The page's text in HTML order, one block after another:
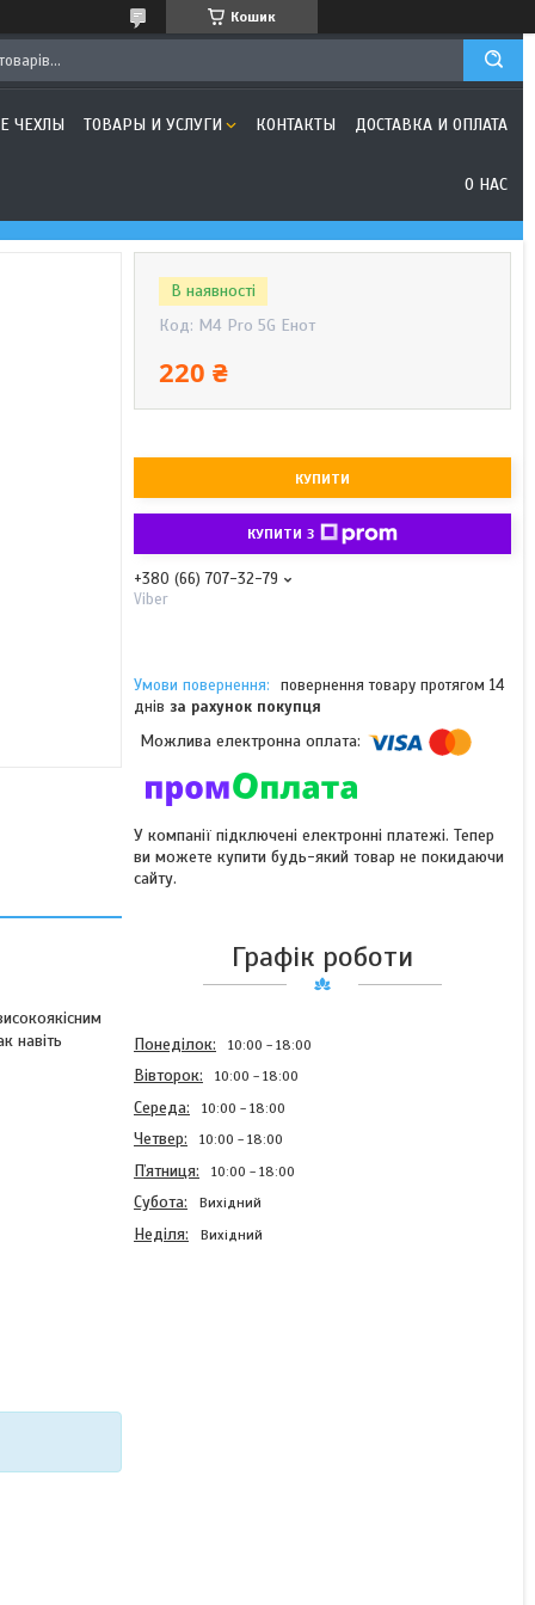
Кошик
ЧЕХЛЫ ТОВАРЫ И УСЛУГИ КОНТАКТЫ ДОСТАВКА И ОПЛАТА
О НАС
навіть
В наявності
Код: M4 Pro 5G Енот
220 ₴
КУПИТИ
КУПИТИ З
+380 (66) 707-32-79
Viber
повернення товару протягом 14
днів за рахунок покупця
У компанії підключені електронні платежі. Тепер
ви можете купити будь-який товар не покидаючи
сайту.
Графік роботи
Понеділок 10:00 18:00
Вівторок 10:00 18:00
Середа 10:00 18:00
Четвер 10:00 18:00
Пʼятниця 10:00 18:00
Субота Вихідний
Неділя Вихідний